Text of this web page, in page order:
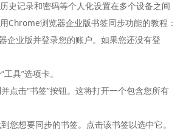
史记录和密码等个人化设置在多个设备之间
Chrome浏览器企业版书签同步功能的教程：
企业版并登录您的账户。如果您还没有登
具”选项卡。
点击“书签”按钮。这将打开一个包含您所有
您想要同步的书签。点击该书签以选中它。